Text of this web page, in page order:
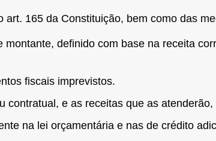
165 da Constituição, bem como das
definido com base na receita
fiscais imprevistos.
contratual, e as receitas que as
na lei orçamentária e nas de crédito